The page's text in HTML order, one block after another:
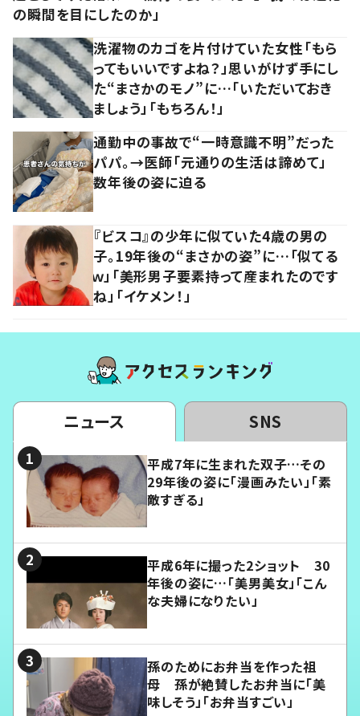
の瞬間を目にしたのか」
洗濯物のカゴを片付けていた女性「もら
ってもいいですよね？」思いがけず手にし
た“まさかのモノ”に…「いただいておき
ましょう」「もちろん！」
通勤中の事故で“一時意識不明”だった
パパ。→医師「元通りの生活は諦めて」
数年後の姿に迫る
『ビスコ』の少年に似ていた4歳の男の
子。19年後の“まさかの姿”に…「似てる
ｗ」「美形男子要素持って産まれたのです
ね」「イケメン！」
ニュース SNS
平成7年に生まれた双子…その
29年後の姿に「漫画みたい」「素
敵すぎる」
平成6年に撮った2ショット 30
年後の姿に…「美男美女」「こん
な夫婦になりたい」
孫のためにお弁当を作った祖
母 孫が絶賛したお弁当に「美
味しそう」「お弁当すごい」